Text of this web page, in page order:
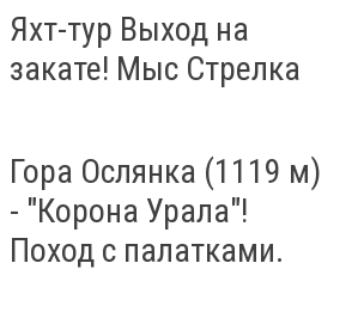
Яхт-тур Выход на
закате! Мыс Стрелка
Гора Ослянка (1119 м)
- "Корона Урала"!
Поход с палатками.